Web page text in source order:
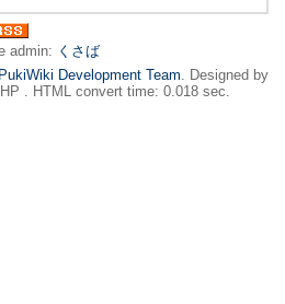
admin: くさば
PukiWiki Development Team. Designed by
. HTML convert time: 0.018 sec.